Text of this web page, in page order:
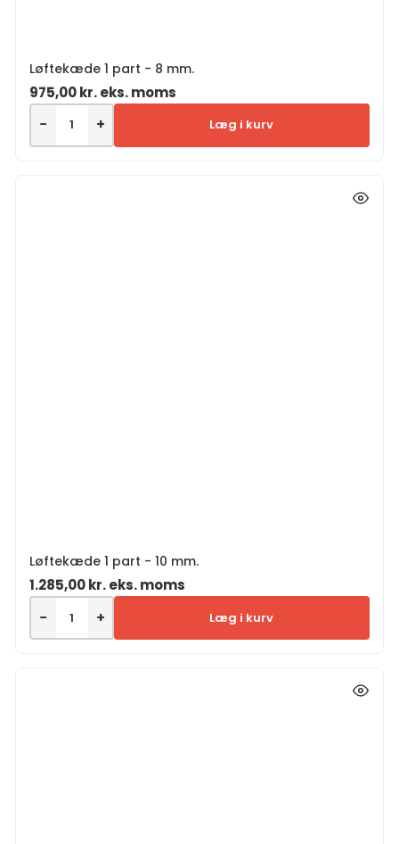
Løftekæde 1 part - 8 mm.
975,00kr.eks. moms
− + Læg i kurv
Løftekæde 1 part - 10 mm.
1.285,00kr.eks. moms
− + Læg i kurv